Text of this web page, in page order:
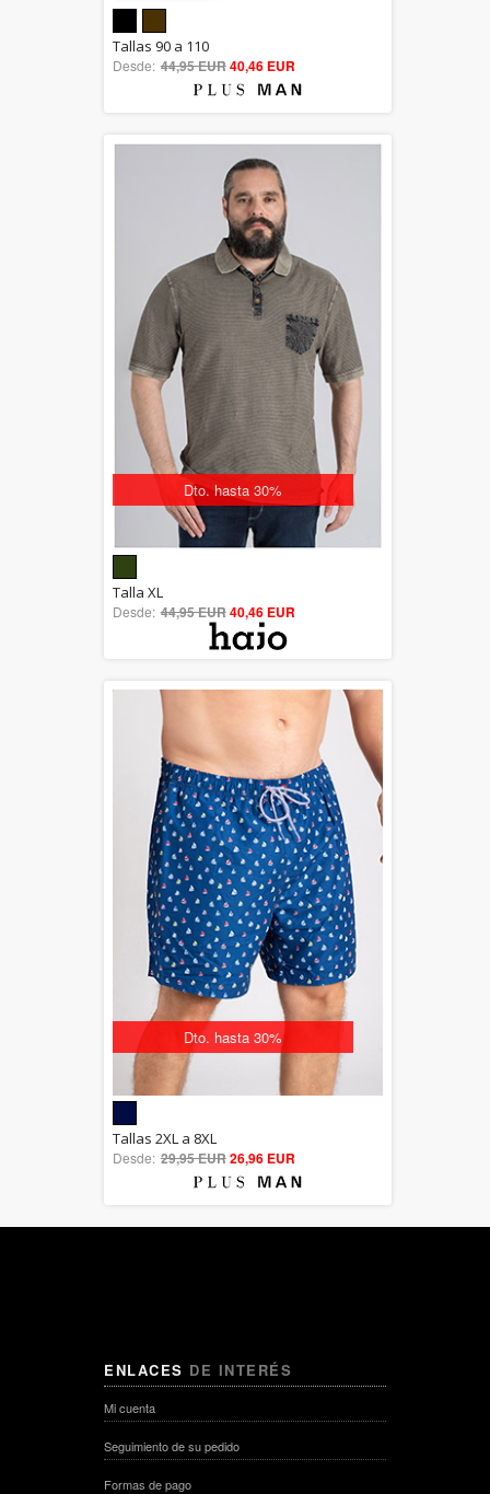
5.00
out of 5
Tallas 90 a 110
Desde: 44,95 EUR40,46 EUR
Dto. hasta 30%
out of 5
Talla XL
Desde: 44,95 EUR40,46 EUR
Dto. hasta 30%
5.00
out of 5
Tallas 2XL a 8XL
Desde: 29,95 EUR26,96 EUR
ENLACES DE INTERÉS
Mi cuenta
Seguimiento de su pedido
Formas de pago